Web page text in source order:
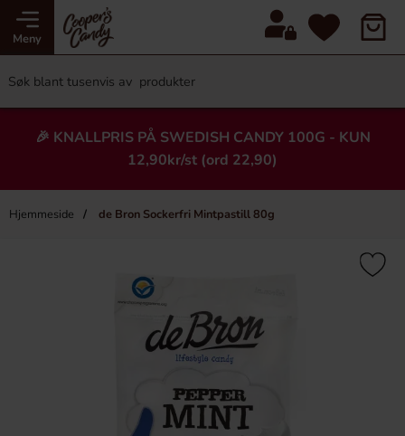
Meny
🎉 KNALLPRIS PÅ SWEDISH CANDY 100G - KUN
12,90kr/st (ord 22,90)
Hjemmeside de Bron Sockerfri Mintpastill 80g
Heading
×
-9%